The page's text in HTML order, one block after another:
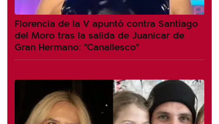
Florencia de la V apuntó contra Santiago
del Moro tras la salida de Juanicar de
Gran Hermano: "Canallesco"